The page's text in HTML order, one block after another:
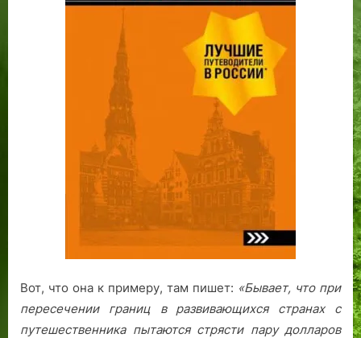
Вот, что она к примеру, там пишет: «Бывает, что при
пересечении границ в развивающихся странах с
путешественника пытаются стрясти пару долларов